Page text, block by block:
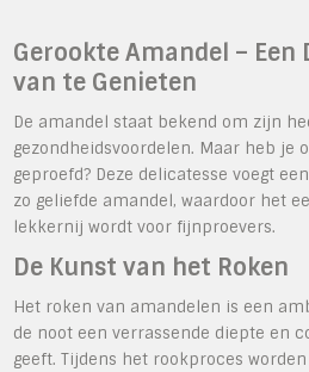
Gerookte Amandel – Een
van te Genieten
De amandel staat bekend om zijn
gezondheidsvoordelen. Maar heb je
geproefd? Deze delicatesse voegt
zo geliefde amandel, waardoor het
lekkernij wordt voor fijnproevers.
De Kunst van het Roken
Het roken van amandelen is een
de noot een verrassende diepte en
geeft. Tijdens het rookproces